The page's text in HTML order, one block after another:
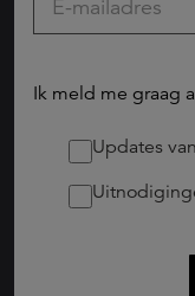
Ik meld me graag
Updates